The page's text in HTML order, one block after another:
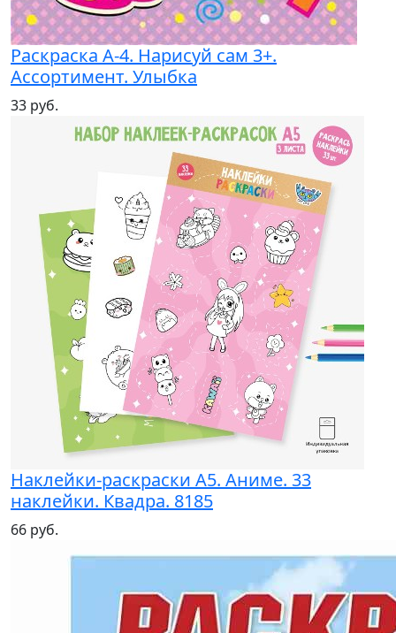
Раскраска А-4. Нарисуй сам 3+.
Ассортимент. Улыбка
33 руб.
Наклейки-раскраски А5. Аниме. 33
наклейки. Квадра. 8185
66 руб.